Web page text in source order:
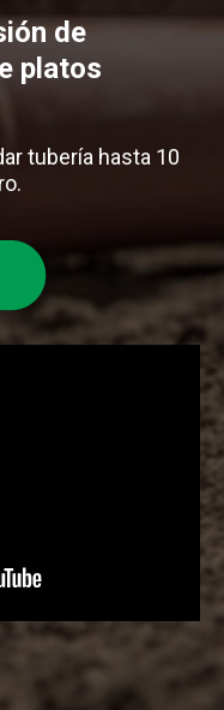
de
platos
tubería hasta 10